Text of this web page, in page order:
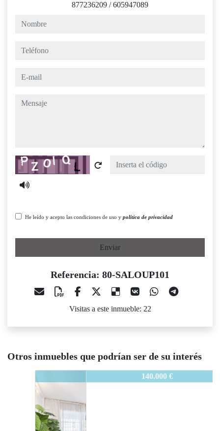
877236209 /605947089
nombre
teléfono
e-mail
mensaje
Captcha
He leído y acepto las condiciones de uso y política de privacidad
Enviar
Referencia: 80-SALOUP101
Visitas a este inmueble: 22
Otros inmuebles que podrían ser de su interés